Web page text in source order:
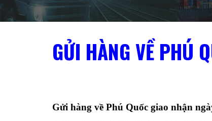
GỬI HÀNG VỀ PHÚ
Gửi hàng về Phú Quốc giao nhận